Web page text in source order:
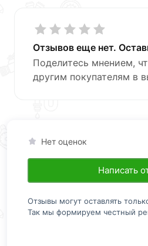
Отзывов еще нет.
Поделитесь мнением,
другим покупателям в
Нет оценок
Написать
Отзывы могут оставлять
Так мы формируем честный